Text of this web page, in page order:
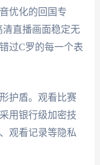
优化的回国专
清直播画面稳定无
过C罗的每一个表
护盾。观看比赛
用银行级加密技
观看记录等隐私